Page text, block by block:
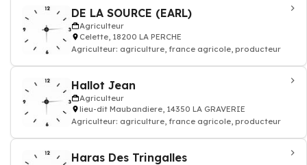
DE LA SOURCE (EARL)
Agriculteur
Celette, 18200 LA PERCHE
Agriculteur: agriculture, france agricole, producteur
Hallot Jean
Agriculteur
lieu-dit Maubandiere, 14350 LA GRAVERIE
Agriculteur: agriculture, france agricole, producteur
Haras Des Tringalles